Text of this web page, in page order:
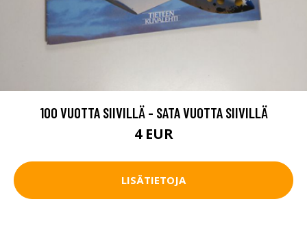
100 VUOTTA SIIVILLÄ - SATA VUOTTA SIIVILLÄ
4 EUR
LISÄTIETOJA